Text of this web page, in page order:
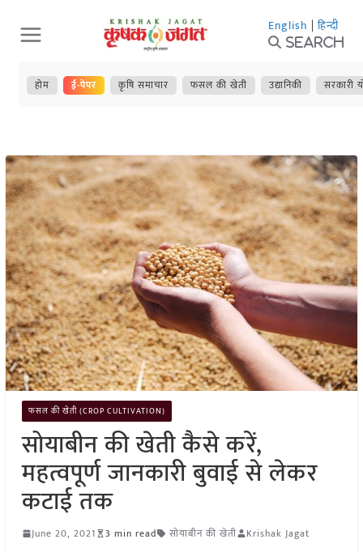
Skip
to
content
English | हिन्दी
Search
होम ई-पेपर कृषि समाचार फसल की खेती उद्यानिकी सरकारी
फसल की खेती (CROP CULTIVATION)
सोयाबीन की खेती कैसे करें,
महत्वपूर्ण जानकारी बुवाई से लेकर
कटाई तक
June 20, 2021 3 min read सोयाबीन की खेती Krishak Jagat